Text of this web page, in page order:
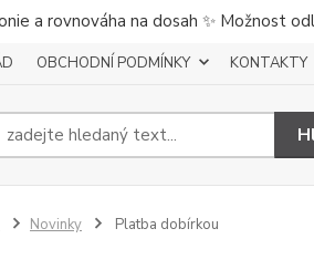
a rovnováha na dosah ✨ Možnost
OBCHODNÍ PODMÍNKY KONTAKTY
Novinky Platba dobírkou